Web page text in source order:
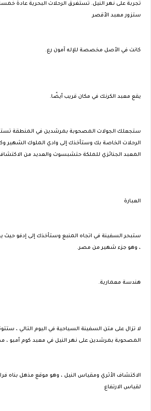
تجربة على نهر النيل. تستغرق الرحلات البحرية عادةً خمسة
ستزور معبد الأقصر
كانت في الأصل مخصصة للإله آمون رع.
يقع معبد الكرنك في مكان قريب أيضًا.
ستجعلك الجولات المصحوبة بمرشدين في المنطقة
الرحلات الخاصة بك وستأخذك إلى وادي الملوك الشهير
المعبد الجنائزي للملكة حتشبسوت والعديد من
العبارة
ستبحر السفينة في اتجاه المنبع وستأخذك إلى إدفو حيث
، وهو جزء شهير من مصر.
هندسة معمارية.
لا تزال على متن السفينة السياحية في اليوم التالي ،
المصحوبة بمرشدين على نهر النيل في معبد كوم أمبو ،
الاكتشاف الأثري ومقياس النيل ، وهو موقع مذهل بناه
لقياس الارتفاع